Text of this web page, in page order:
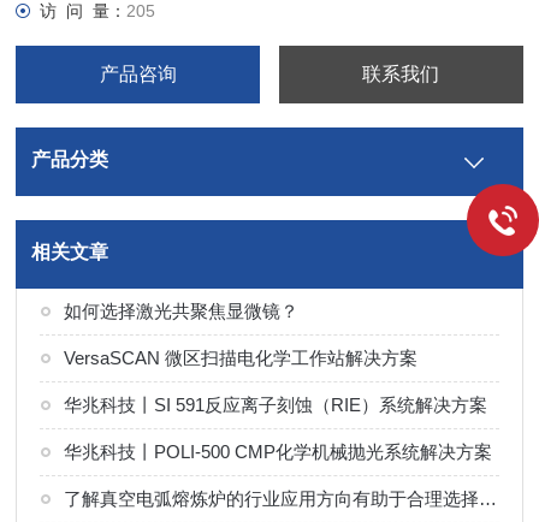
访 问 量： 205
产品咨询 联系我们
产品分类
相关文章
如何选择激光共聚焦显微镜？
VersaSCAN 微区扫描电化学工作站解决方案
华兆科技丨SI 591反应离子刻蚀（RIE）系统解决方案
华兆科技丨POLI-500 CMP化学机械抛光系统解决方案
了解真空电弧熔炼炉的行业应用方向有助于合理选择熔炼工艺